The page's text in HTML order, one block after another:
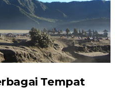
Tempat